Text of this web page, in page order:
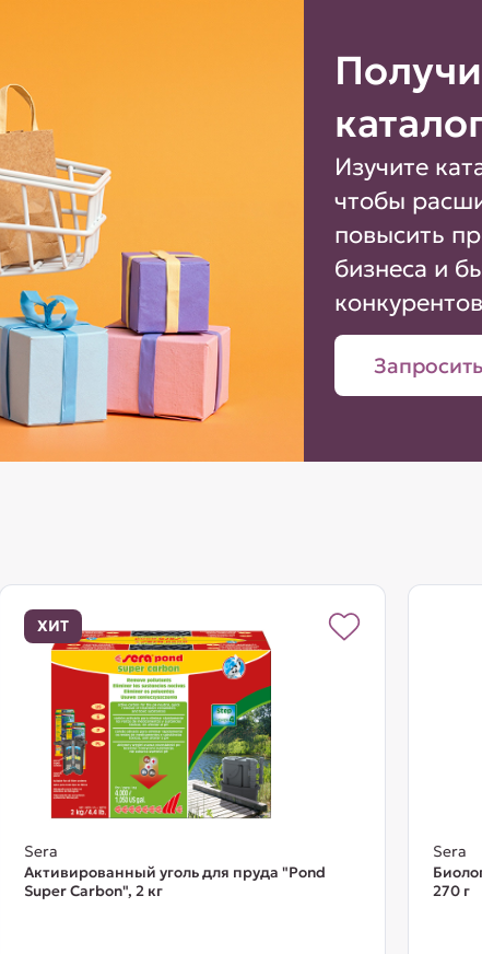
Изучите
чтобы
повысить
бизнеса и
конкурентов
ХИТ
Sera
Активированный уголь для пруда "Pond
Super Carbon", 2 кг
Sera
270 г